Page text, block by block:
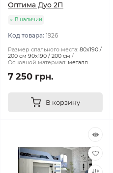
Оптима Дуо 2П
В наличии
Код товара: 1926
Размер спального места: 80х190 /
200 см 90х190 / 200 см
Основной материал: металл
7 250 грн.
В корзину